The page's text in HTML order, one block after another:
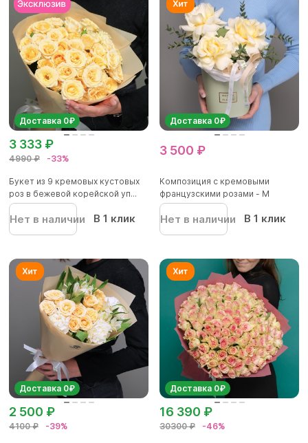
Доставка 0₽
4990 ₽ -33%
3 333 ₽
Букет из 9 кремовых кустовых
роз в бежевой корейской уп...
Нет в наличии В 1 клик
Доставка 0₽
3 500 ₽
Композиция с кремовыми
французскими розами - M
Нет в наличии В 1 клик
Доставка 0₽
4100 ₽ -39%
2 500 ₽
Доставка 0₽
30300 ₽ -46%
16 390 ₽